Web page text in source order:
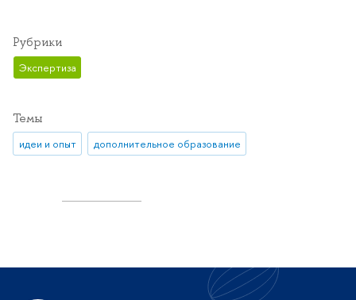
Рубрики
Экспертиза
Темы
идеи и опыт дополнительное образование